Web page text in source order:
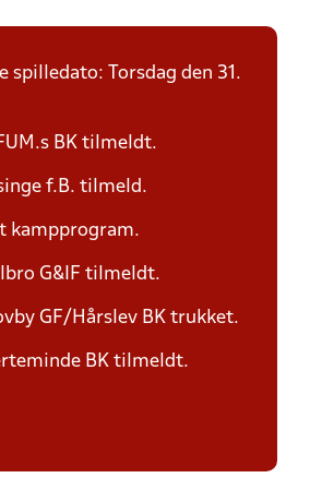
spilledato: Torsdag den 31.
BK tilmeldt.
f.B. tilmeld.
kampprogram.
G&IF tilmeldt.
GF/Hårslev BK trukket.
BK tilmeldt.